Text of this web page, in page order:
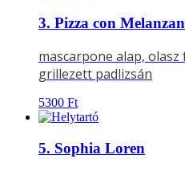
3. Pizza con
mascarpone alap,
grillezett padlizsán
5300 Ft
5. Sophia Loren